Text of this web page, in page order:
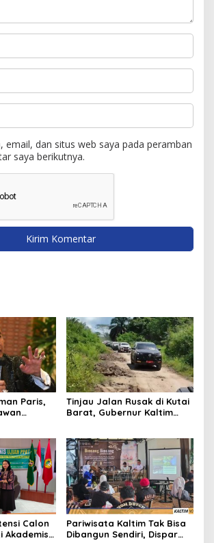
email, dan situs web saya pada peramban
saya berikutnya.
Paris,
Tinjau Jalan Rusak di Kutai
Barat, Gubernur Kaltim
Calon
Akademis,
Pariwisata Kaltim Tak Bisa
Dibangun Sendiri, Dispar